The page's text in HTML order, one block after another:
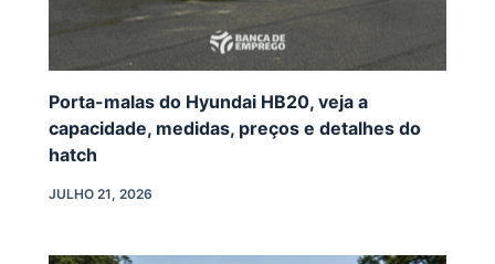
Porta-malas do Hyundai HB20, veja a
capacidade, medidas, preços e detalhes do
hatch
JULHO 21, 2026